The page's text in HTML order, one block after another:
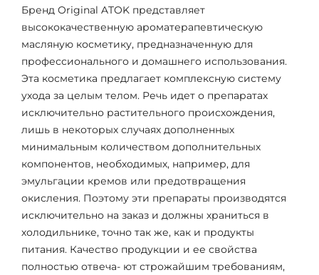
Бренд Original ATOK представляет
высококачественную ароматерапевтическую
маcляную косметику, предназначенную для
профессионального и домашнего использования.
Эта косметика предлагает комплексную систему
ухода за целым телом. Речь идет о препаратах
исключительно растительного происхождения,
лишь в некоторых случаях дополненных
минимальным количеством дополнительных
компонентов, необходимых, например, для
эмульгации кремов или предотвращения
окисления. Поэтому эти препараты производятся
исключительно на заказ и должны храниться в
холодильнике, точно так же, как и продукты
питания. Качество продукции и ее свойства
полностью отвеча- ют строжайшим требованиям,